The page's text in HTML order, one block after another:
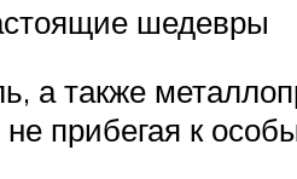
шедевры
а также
прибегая к